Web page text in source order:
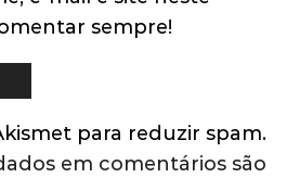
sempre!
para reduzir spam.
em comentários são